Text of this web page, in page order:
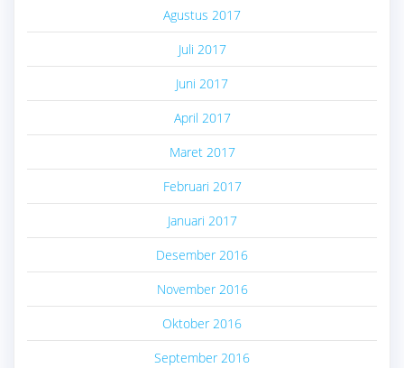
Agustus 2017
Juli 2017
Juni 2017
April 2017
Maret 2017
Februari 2017
Januari 2017
Desember 2016
November 2016
Oktober 2016
September 2016